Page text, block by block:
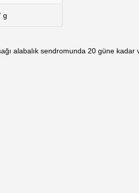
g
alabalık sendromunda 20 güne kadar